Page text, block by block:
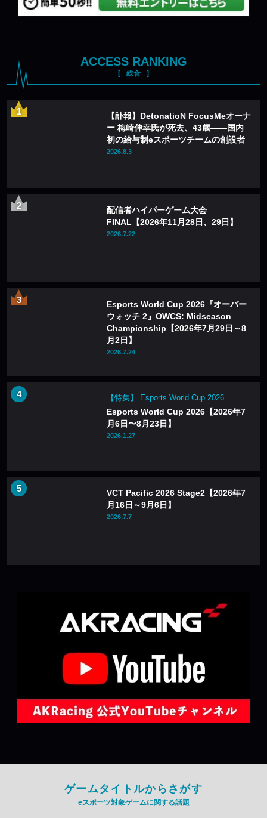
ACCESS RANKING
総合
【訃報】DetonatioN FocusMeオーナ
ー 梅崎伸幸氏が死去、43歳——国内
初の給与制eスポーツチームの創設者
2026.8.3
配信者ハイパーゲーム大会
FINAL【2026年11月28日、29日】
2026.7.22
Esports World Cup 2026『オーバー
ウォッチ 2』OWCS: Midseason
Championship【2026年7月29日～8
月2日】
2026.7.24
【特集】 Esports World Cup 2026
Esports World Cup 2026【2026年7
月6日〜8月23日】
2026.1.27
VCT Pacific 2026 Stage2【2026年7
月16日～9月6日】
2026.7.7
ゲームタイトルからさがす
eスポーツ対象ゲームに関する話題